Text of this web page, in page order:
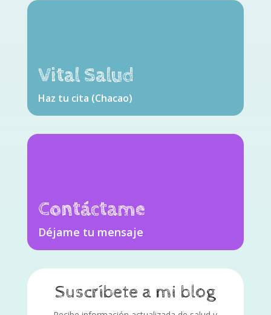
Vital Salud
Haz tu cita (Chacao)
Contáctame
Déjame tu mensaje
Suscríbete a mi blog